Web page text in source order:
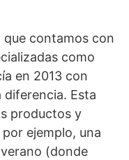
que contamos con
como
en 2013 con
diferencia. Esta
productos y
ejemplo, una
(donde